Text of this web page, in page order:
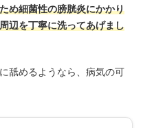
め細菌性の膀胱炎にかかり
辺を丁寧に洗ってあげまし
舐めるようなら、病気の可